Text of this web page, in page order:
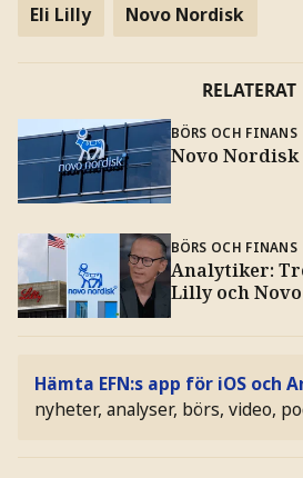
Eli Lilly Novo Nordisk
RELATERAT
BÖRS OCH FINANS
Novo
BÖRS OCH FINANS
Analytiker:
Lilly och
Hämta EFN:s app för iOS och
nyheter, analyser, börs, video,